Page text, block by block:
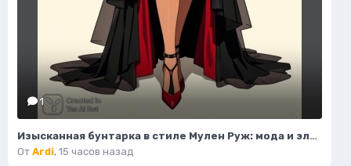
1
Изысканная бунтарка в стиле Мулен Руж: мода и элегантность. Генерация из нейронной сети Flux Ai
От Ardi, 15 часов назад